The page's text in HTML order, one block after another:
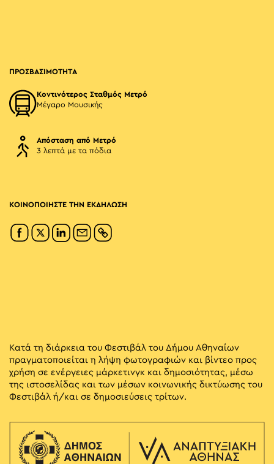
ΠΡΟΣΒΑΣΙΜΟΤΗΤΑ
Κοντινότερος Σταθμός Μετρό
Μέγαρο Μουσικής
Απόσταση από Μετρό
3 λεπτά με τα πόδια
ΚΟΙΝΟΠΟΙΗΣΤΕ ΤΗΝ ΕΚΔΗΛΩΣΗ
Κατά τη διάρκεια του Φεστιβάλ του Δήμου Αθηναίων
πραγματοποιείται η λήψη φωτογραφιών και βίντεο προς
χρήση σε ενέργειες μάρκετινγκ και δημοσιότητας, μέσω
της ιστοσελίδας και των μέσων κοινωνικής δικτύωσης του
Φεστιβάλ ή/και σε δημοσιεύσεις τρίτων.